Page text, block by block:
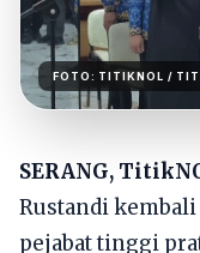
FOTO: TITIKNOL /
SERANG,
Rustandi
pejabat tinggi